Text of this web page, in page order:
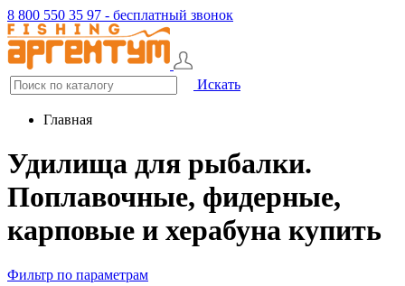
8 800 550 35 97 - бесплатный звонок
Искать
Главная
Удилища для рыбалки.
Поплавочные, фидерные,
карповые и херабуна купить
Фильтр по параметрам